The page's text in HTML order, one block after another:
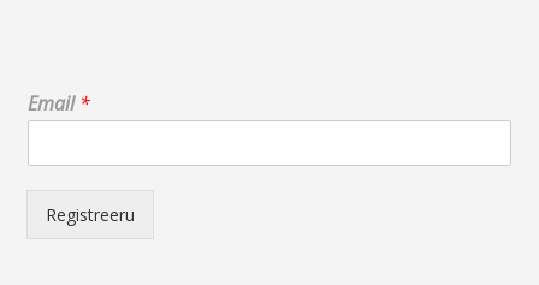
E
m
i
Email*
Registreeru